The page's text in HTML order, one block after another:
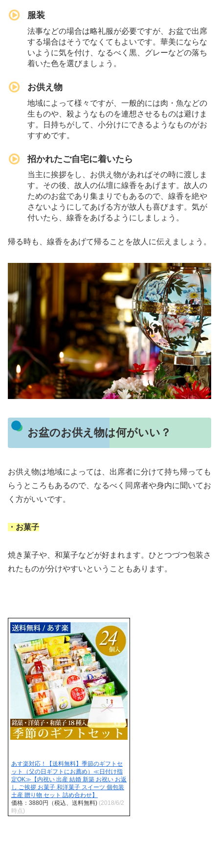
服装
法事などの場合は略礼服が必要ですが、お盆で出席
する場合はそうでなくてもよいです。華美にならな
いように気を付け、なるべく黒、グレーなどの落ち
着いた色を選びましょう。
お供え物
地域によって様々ですが、一般的には肉・魚などの
生ものや、殺ようなものを連想させるものは避けま
す。日持ちがして、小分けにできるようなものがお
すすめです。
招かれたご自宅に着いたら
当主に挨拶をし、お供え物があればその時に渡しま
す。その後、故人の仏壇に線香をあげます。故人の
ためのお盆であり集まりでもあるので、線香を絶や
さないようにしてあげる方が故人も喜びます。気が
付いたら、線香をあげるようにしましょう。
帰る時も、線香をあげて帰ることを故人に伝えましょう。
お盆のお供え物は何がいい？
お供え物は地域によっては、出席者に分けて持ち帰っても
らうところもあるので、なるべく同席者や身内に聞いてお
く方がいいです。
・お菓子
焼き菓子や、和菓子などが好まれます。ひとつづつ包装さ
れたものが分けやすいということもあります。
あす楽対応！【送料無料】季節のギフトセ
ット（父の日ギフトにお薦め）≪日付け指
定OK≫【内祝い 出産 結婚 新築 お祝い お返
し ご挨拶 お菓子 和洋菓子 スイーツ 個包装
土産 贈り物 セット 詰め合わせ】
価格：3880円（税込、送料無料) (2018/6/2
時点)